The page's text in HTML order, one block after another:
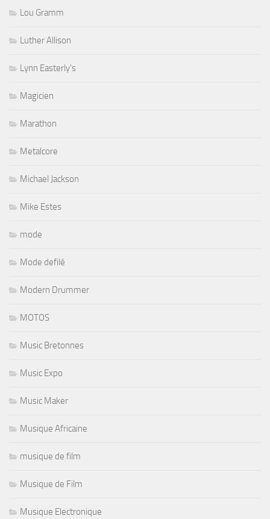
Lou Gramm
Luther Allison
Lynn Easterly's
Magicien
Marathon
Metalcore
Michael Jackson
Mike Estes
mode
Mode defilé
Modern Drummer
MOTOS
Music Bretonnes
Music Expo
Music Maker
Musique Africaine
musique de film
Musique de Film
Musique Electronique